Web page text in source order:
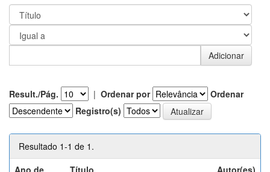
Result./Pág. | Ordenar por
Ordenar
Registro(s)
Resultado 1-1 de 1.
Ano de
Título Autor(es)